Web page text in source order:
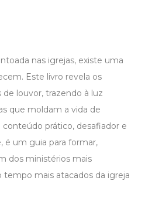
nas igrejas, existe uma
Este livro revela os
louvor, trazendo à luz
que moldam a vida de
prático, desafiador e
é um guia para formar,
dos ministérios mais
mais atacados da igreja